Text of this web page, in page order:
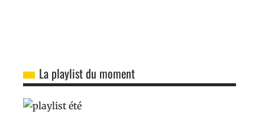
La playlist du moment